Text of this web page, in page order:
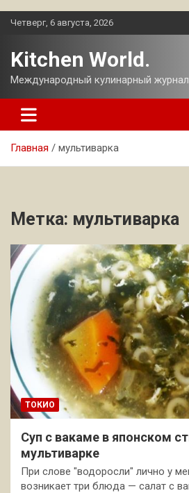
Перейти
Четверг, 6 августа, 2026
Kitchen World.
Международный кулинарный
Главная мультиварка
Метка: мультиварка
ТОКИО
Суп с вакаме в японском
мультиварке
При слове "водоросли" лично у
возникает три блюда — салат с